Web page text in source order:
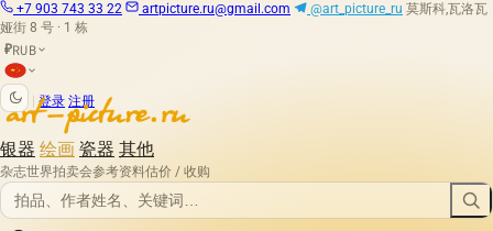
+7 903 743 33 22 artpicture.ru@gmail.com @art_picture_ru 莫斯科,瓦洛瓦
娅街 8 号 · 1 栋
₽RUB
登录 注册
银器 绘画 瓷器 其他
杂志世界拍卖会参考资料估价 / 收购